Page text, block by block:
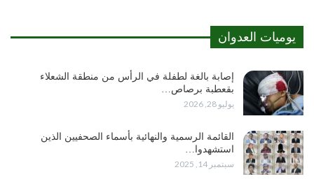
يوميات العدوان
إصابة بالغة لطفلة في الرأس من منطقة الشعلاء
بقعطبة برصاص…
يوليو 28, 2026
القائمة الرسمية والنهائية بأسماء الصحفيين الذين
استشهدوا…
سبتمبر 14, 2025